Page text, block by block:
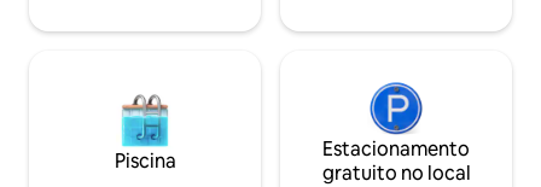
Piscina
Estacionamento
gratuito no local